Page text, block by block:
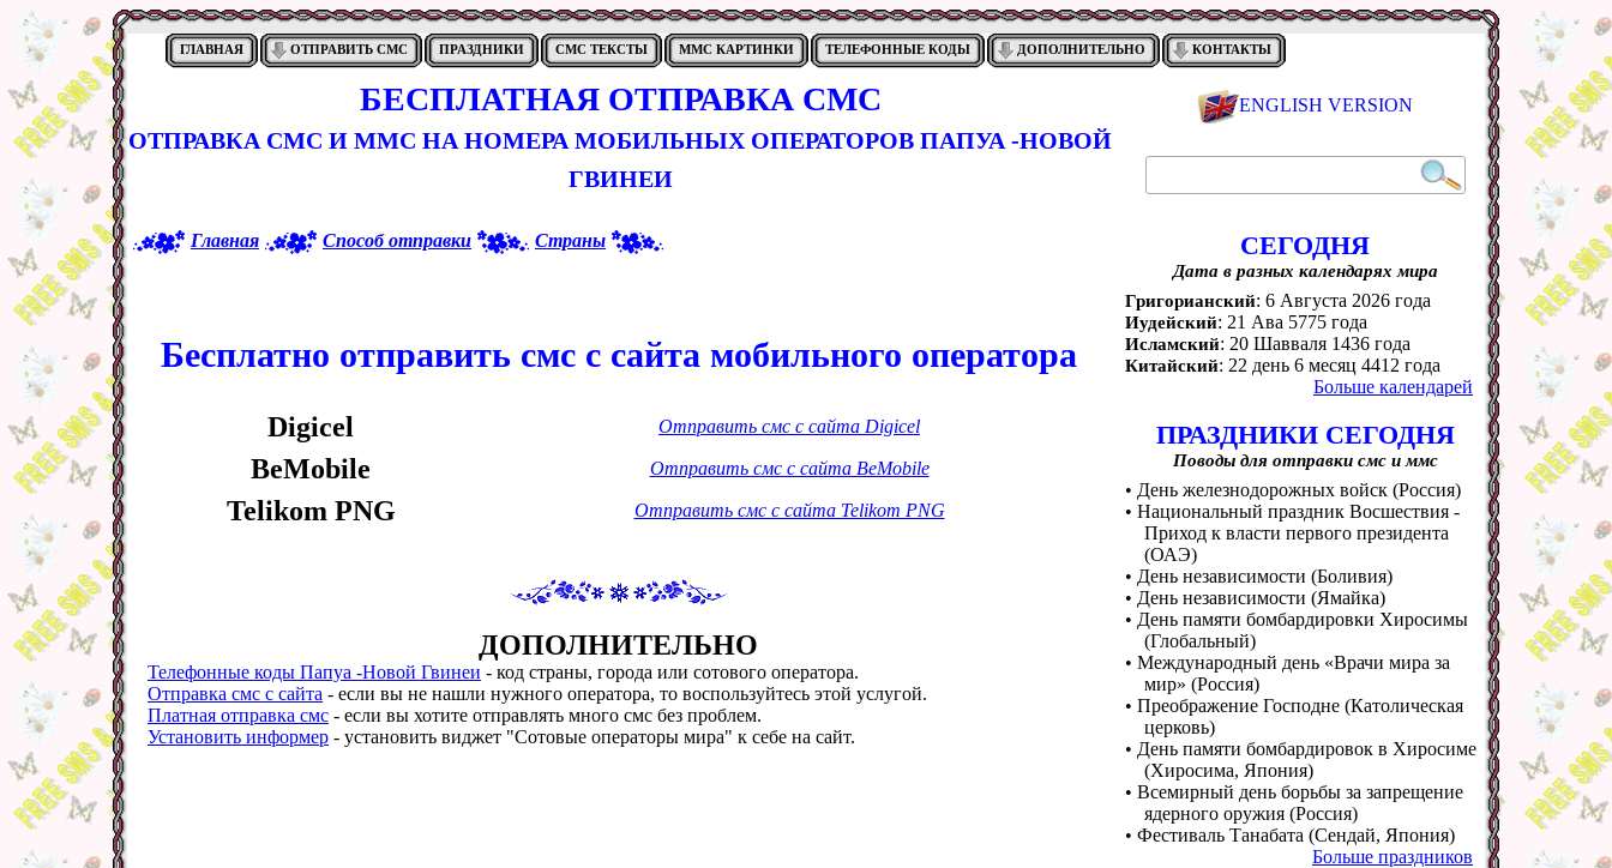
ГЛАВНАЯ ОТПРАВИТЬ СМС ПРАЗДНИКИ СМС ТЕКСТЫ ММС КАРТИНКИ ТЕЛЕФОННЫЕ КОДЫ ДОПОЛНИТЕЛЬНО КОНТАКТЫ
БЕСПЛАТНАЯ ОТПРАВКА СМС
ОТПРАВКА СМС И ММС НА НОМЕРА МОБИЛЬНЫХ ОПЕРАТОРОВ ПАПУА -НОВОЙ
ГВИНЕИ
Главная Способ отправки Страны
Бесплатно отправить смс с сайта мобильного оператора
Digicel Отправить смс с сайта Digicel
BeMobile Отправить смс с сайта BeMobile
Telikom PNG Отправить смс с сайта Telikom PNG
ДОПОЛНИТЕЛЬНО
Телефонные коды Папуа -Новой Гвинеи - код страны, города или сотового оператора.
Отправка смс с сайта - если вы не нашли нужного оператора, то воспользуйтесь этой услугой.
Платная отправка смс - если вы хотите отправлять много смс без проблем.
Установить информер - установить виджет "Сотовые операторы мира" к себе на сайт.
ENGLISH VERSION
СЕГОДНЯ
Дата в разных календарях мира
Григорианский: 6 Августа 2026 года
Иудейский: 21 Ава 5775 года
Исламский: 20 Шавваля 1436 года
Китайский: 22 день 6 месяц 4412 года
Больше календарей
ПРАЗДНИКИ СЕГОДНЯ
Поводы для отправки смс и ммс
• День железнодорожных войск (Россия)
• Национальный праздник Восшествия -
Приход к власти первого президента
(ОАЭ)
• День независимости (Боливия)
• День независимости (Ямайка)
• День памяти бомбардировки Хиросимы
(Глобальный)
• Международный день «Врачи мира за
мир» (Россия)
• Преображение Господне (Католическая
церковь)
• День памяти бомбардировок в Хиросиме
(Хиросима, Япония)
• Всемирный день борьбы за запрещение
ядерного оружия (Россия)
• Фестиваль Танабата (Сендай, Япония)
Больше праздников